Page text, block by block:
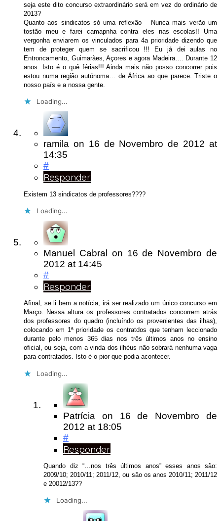
seja este dito concurso extraordinário será em vez do ordinário de
2013?
Quanto aos sindicatos só uma reflexão – Nunca mais verão um
tostão meu e farei camapnha contra eles nas escolas!! Uma
vergonha enviarem os vinculados para 4a prioridade dizendo que
tem de proteger quem se sacrificou !!! Eu já dei aulas no
Entroncamento, Guimarães, Açores e agora Madeira…. Durante 12
anos. Isto é o quê férias!!! Ainda mais não posso concorrer pois
estou numa região autónoma… de Àfrica ao que parece. Triste o
nosso país e a nossa gente.
Loading...
ramila on 16 de Novembro de 2012at
14:35
#
Responder
Existem 13 sindicatos de professores????
Loading...
Manuel Cabral on 16 de Novembro de
2012 at 14:45
#
Responder
Afinal, se li bem a notícia, irá ser realizado um único concurso em
Março. Nessa altura os professores contratados concorrem atrás
dos professores do quadro (incluíndo os provenientes das ilhas),
colocando em 1ª prioridade os contratdos que tenham leccionado
durante pelo menos 365 dias nos três últimos anos no ensino
oficial, ou seja, com a vinda dos ilhéus não sobrará nenhuma vaga
para contratados. Isto é o pior que podia acontecer.
Loading...
Patrícia on 16 de Novembro de
2012 at 18:05
#
Responder
Quando diz “…nos três últimos anos” esses anos são:
2009/10; 2010/11; 2011/12, ou são os anos 2010/11; 2011/12
e 20012/13??
Loading...